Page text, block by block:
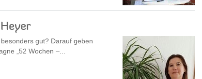
gut? Darauf geben
„52 Wochen –...